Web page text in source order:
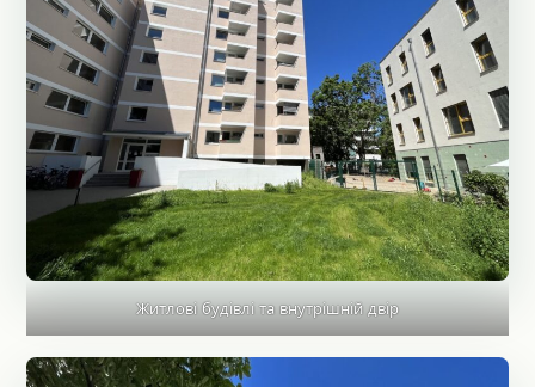
Житлові будівлі та внутрішній двір